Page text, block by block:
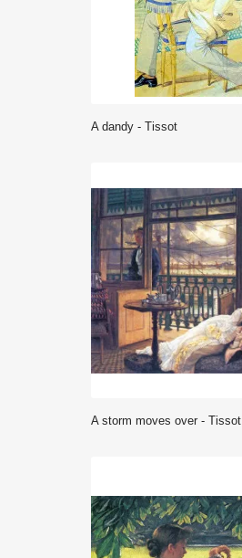
A dandy - Tissot
A storm moves over - Tissot